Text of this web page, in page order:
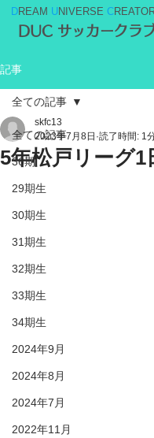
DREAM UNIVERSE C
DUC サッカークラ
記事
全ての記事
36期
29期生
30期生
31期生
32期生
33期生
34期生
2024年9月
2024年8月
2024年7月
2022年11月
全ての記事
5年松戸リーグ1
skfc13
2023年7月8日 読了時間: 1